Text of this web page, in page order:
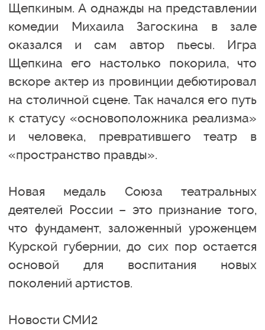
Щепкиным. А однажды на представлении
комедии Михаила Загоскина в зале
оказался и сам автор пьесы. Игра
Щепкина его настолько покорила, что
вскоре актер из провинции дебютировал
на столичной сцене. Так начался его путь
к статусу «основоположника реализма»
и человека, превратившего театр в
«пространство правды».
Новая медаль Союза театральных
деятелей России – это признание того,
что фундамент, заложенный уроженцем
Курской губернии, до сих пор остается
основой для воспитания новых
поколений артистов.
Новости СМИ2